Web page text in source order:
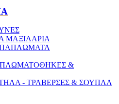
ΜΑΞΙΛΑΡΙΑ
&
- ΤΡΑΒΕΡΣΕΣ & ΣΟΥΠΛΑ